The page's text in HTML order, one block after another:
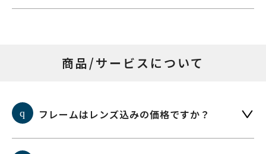
商品/サービスについて
フレームはレンズ込みの価格ですか？